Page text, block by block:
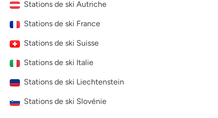
Stations de ski Autriche
Stations de ski France
Stations de ski Suisse
Stations de ski Italie
Stations de ski Liechtenstein
Stations de ski Slovénie